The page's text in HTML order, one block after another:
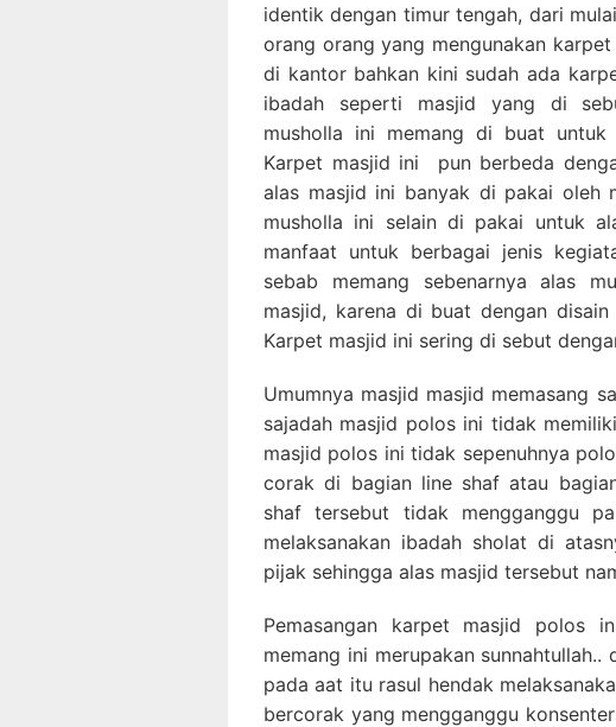
identik dengan timur tengah, dari
orang orang yang mengunakan
di kantor bahkan kini sudah ada
ibadah seperti masjid yang di
musholla ini memang di buat
Karpet masjid ini pun berbeda
alas masjid ini banyak di pakai oleh
musholla ini selain di pakai untuk
manfaat untuk berbagai jenis
sebab memang sebenarnya alas
masjid, karena di buat dengan
Karpet masjid ini sering di sebut
Umumnya masjid masjid memasang
sajadah masjid polos ini tidak
masjid polos ini tidak sepenuhnya
corak di bagian line shaf atau
shaf tersebut tidak mengganggu
melaksanakan ibadah sholat di
pijak sehingga alas masjid tersebut
Pemasangan karpet masjid polos
memang ini merupakan
pada aat itu rasul hendak
bercorak yang mengganggu